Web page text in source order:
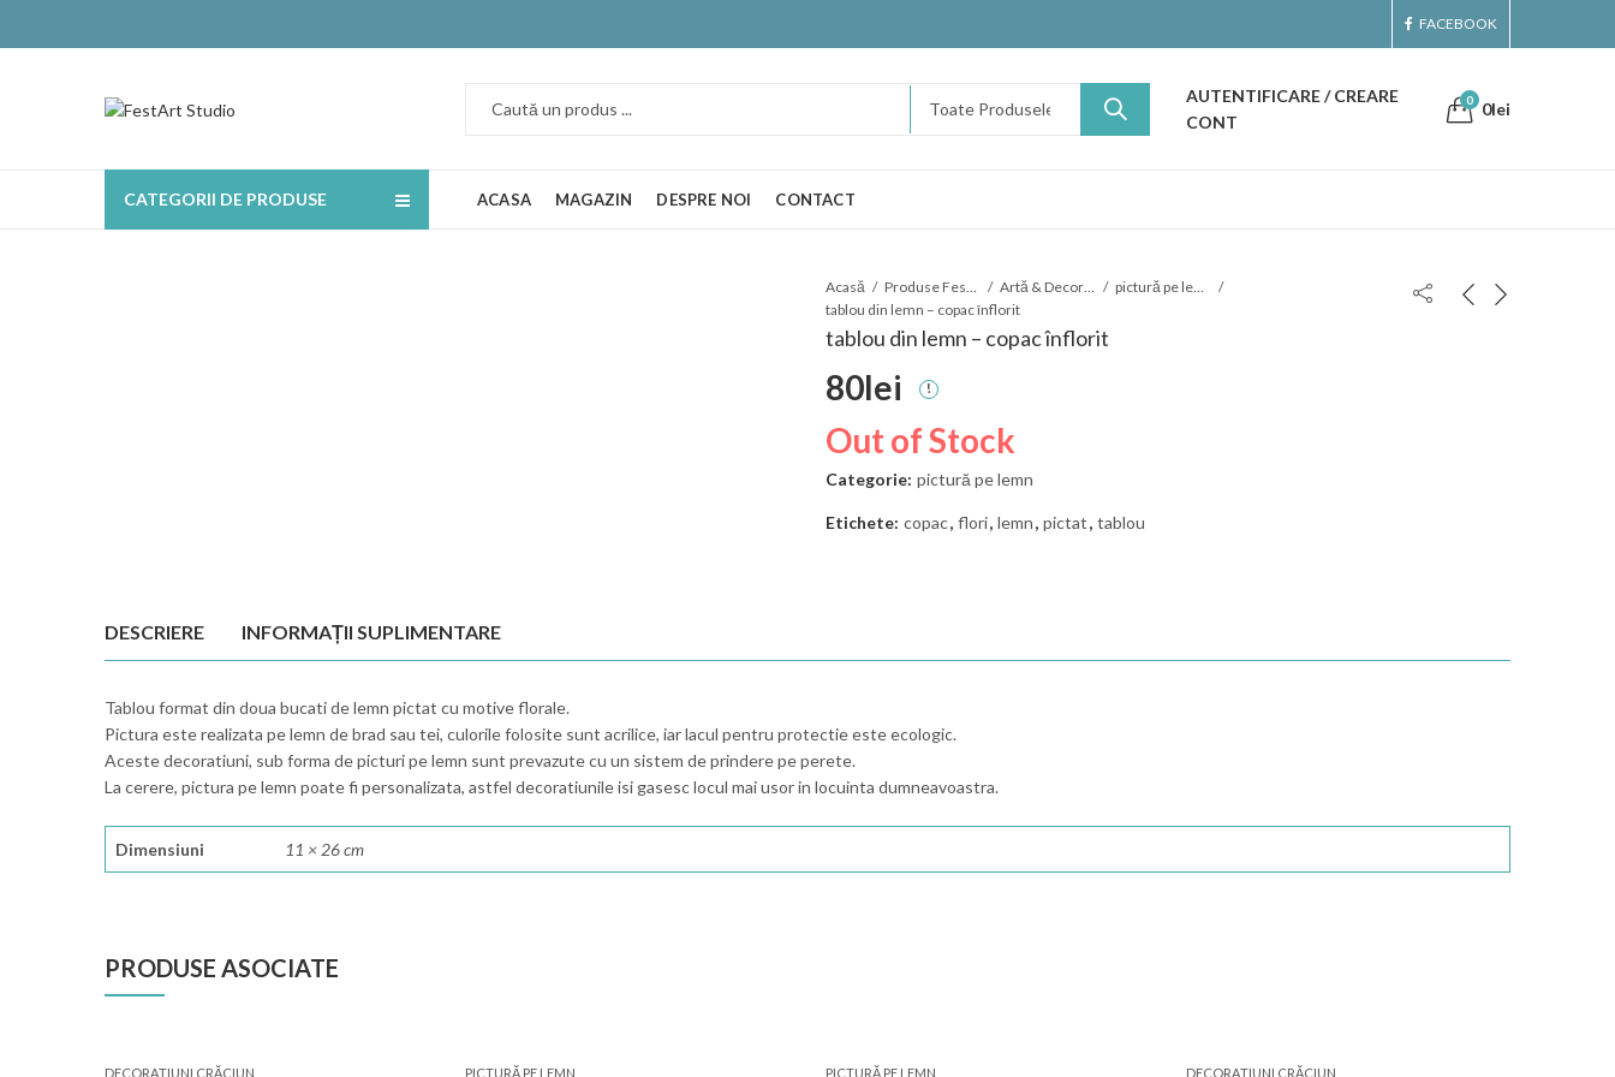
FACEBOOK
AUTENTIFICARE / CREARE
CONT
0 0lei
CATEGORII DE PRODUSE ACASA MAGAZIN DESPRE NOI CONTACT
Acasă Produse Festart Artă & Decoraţiuni
pictură pe lemn
tablou din lemn – copac înflorit
tablou din lemn – copac înflorit
80lei
Out of Stock
Categorie: pictură pe lemn
Etichete: copac, flori, lemn, pictat, tablou
DESCRIERE INFORMAȚII SUPLIMENTARE
Tablou format din doua bucati de lemn pictat cu motive florale.
Pictura este realizata pe lemn de brad sau tei, culorile folosite sunt acrilice, iar lacul pentru protectie este ecologic.
Aceste decoratiuni, sub forma de picturi pe lemn sunt prevazute cu un sistem de prindere pe perete.
La cerere, pictura pe lemn poate fi personalizata, astfel decoratiunile isi gasesc locul mai usor in locuinta dumneavoastra.
Dimensiuni 11 × 26 cm
PRODUSE ASOCIATE
DECORAŢIUNI CRĂCIUN PICTURĂ PE LEMN PICTURĂ PE LEMN DECORAŢIUNI CRĂCIUN